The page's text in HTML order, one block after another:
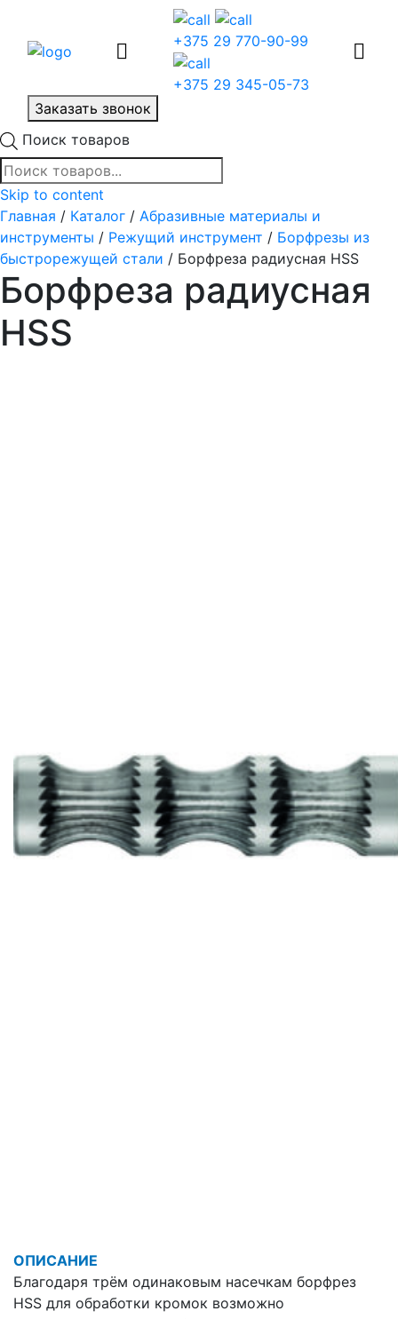
+375 29 770-90-99
+375 29 345-05-73
Заказать звонок
Поиск товаров
Skip to content
Главная / Каталог / Абразивные материалы и
инструменты / Режущий инструмент / Борфрезы из
быстрорежущей стали / Борфреза радиусная HSS
Борфреза радиусная
HSS
ОПИСАНИЕ
Благодаря трём одинаковым насечкам борфрез
HSS для обработки кромок возможно